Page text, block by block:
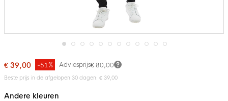
naar
begin
de
€ 39,00 Adviesprijs€ 80,00
-51%
Beste prijs in de afgelopen 30 dagen: € 39,00
Andere kleuren